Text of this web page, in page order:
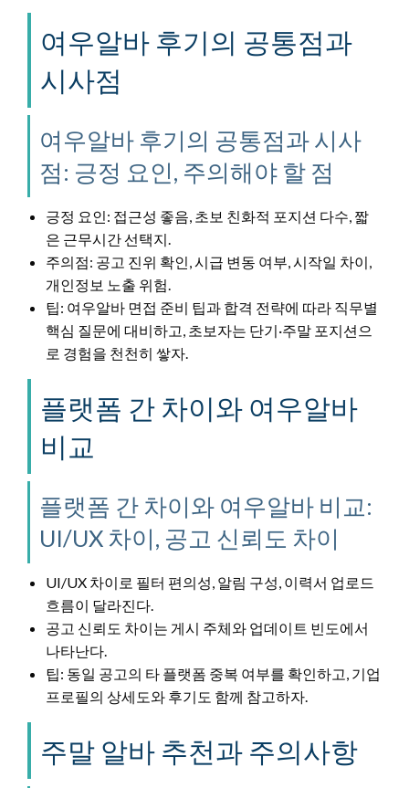
여우알바 후기의 공통점과
시사점
여우알바 후기의 공통점과 시사
점: 긍정 요인, 주의해야 할 점
긍정 요인: 접근성 좋음, 초보 친화적 포지션 다수, 짧
은 근무시간 선택지.
주의점: 공고 진위 확인, 시급 변동 여부, 시작일 차이,
개인정보 노출 위험.
팁: 여우알바 면접 준비 팁과 합격 전략에 따라 직무별
핵심 질문에 대비하고, 초보자는 단기·주말 포지션으
로 경험을 천천히 쌓자.
플랫폼 간 차이와 여우알바
비교
플랫폼 간 차이와 여우알바 비교:
UI/UX 차이, 공고 신뢰도 차이
UI/UX 차이로 필터 편의성, 알림 구성, 이력서 업로드
흐름이 달라진다.
공고 신뢰도 차이는 게시 주체와 업데이트 빈도에서
나타난다.
팁: 동일 공고의 타 플랫폼 중복 여부를 확인하고, 기업
프로필의 상세도와 후기도 함께 참고하자.
주말 알바 추천과 주의사항